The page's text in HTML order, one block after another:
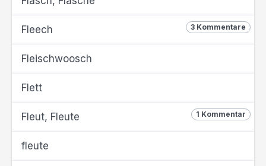
3 Kommentare
Fleech
Fleischwoosch
Flett
1 Kommentar
Fleut, Fleute
fleute